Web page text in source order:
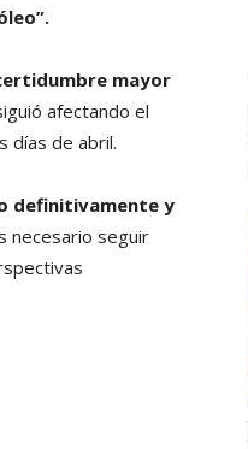
mayor
afectando el
días de abril.
definitivamente y
necesario seguir